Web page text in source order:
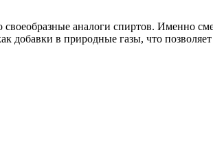
аналоги спиртов. Именно
добавки в природные газы, что